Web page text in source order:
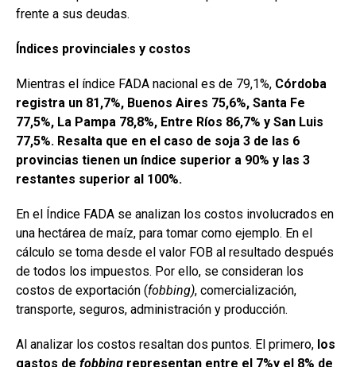
frente a sus deudas.
Índices provinciales y costos
Mientras el índice FADA nacional es de 79,1%, Córdoba
registra un 81,7%, Buenos Aires 75,6%, Santa Fe
77,5%, La Pampa 78,8%, Entre Ríos 86,7% y San Luis
77,5%. Resalta que en el caso de soja 3 de las 6
provincias tienen un índice superior a 90% y las 3
restantes superior al 100%.
En el Índice FADA se analizan los costos involucrados en
una hectárea de maíz, para tomar como ejemplo. En el
cálculo se toma desde el valor FOB al resultado después
de todos los impuestos. Por ello, se consideran los
costos de exportación (fobbing), comercialización,
transporte, seguros, administración y producción.
Al analizar los costos resaltan dos puntos. El primero, los
gastos de fobbing representan entre el 7%y el 8% de